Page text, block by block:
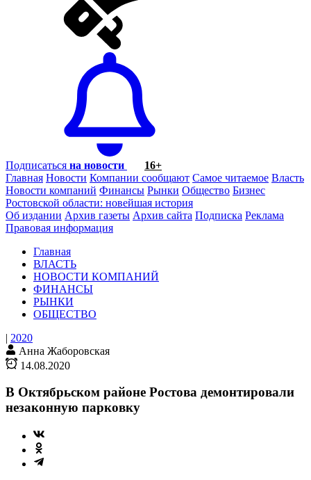
Подписаться на новости
16+
Главная Новости Компании сообщают Самое читаемое Власть
Новости компаний Финансы Рынки Общество Бизнес
Ростовской области: новейшая история
Об издании Архив газеты Архив сайта Подписка Реклама
Правовая информация
Главная
ВЛАСТЬ
НОВОСТИ КОМПАНИЙ
ФИНАНСЫ
РЫНКИ
ОБЩЕСТВО
| 2020
Анна Жаборовская
14.08.2020
В Октябрьском районе Ростова демонтировали
незаконную парковку